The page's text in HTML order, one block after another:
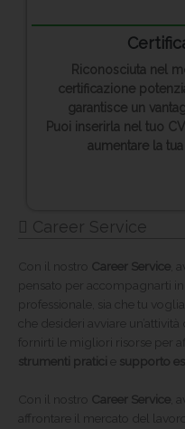
Riconosciuta nel
certificazione
garantisce un
Puoi inserirla nel tuo
aumentare la
Career Service
Con il nostro Career Service ,
pensato per accompagnarti
professionale, sia che tu
che desideri avviare
fornirti le migliori risorse per
strumenti pratici e supporto
Con il nostro Career Service ,
affrontare il mercato del